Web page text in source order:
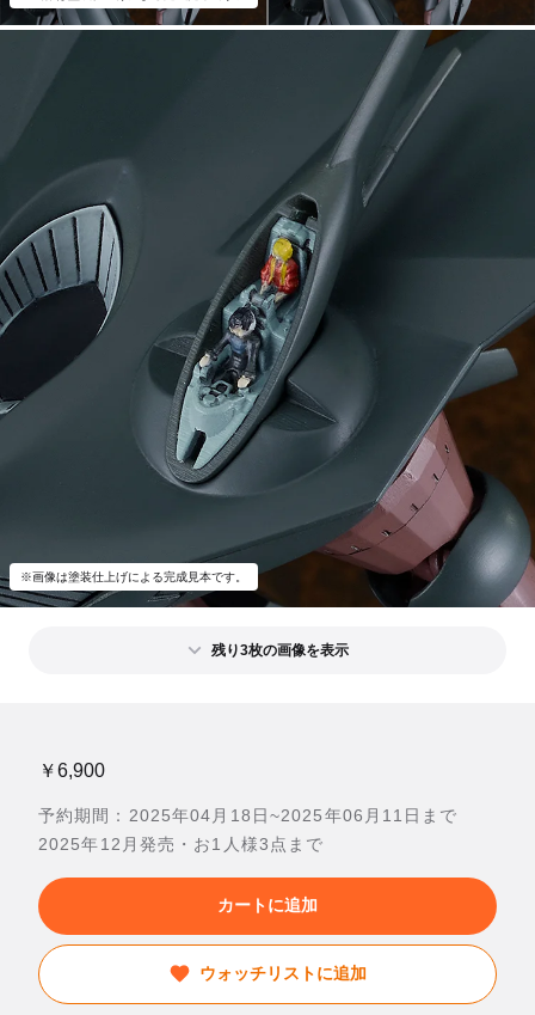
※画像は塗装仕上げによる完成見本です。
残り3枚の画像を表示
￥6,900
予約期間：2025年04月18日~2025年06月11日まで
2025年12月発売・お1人様3点まで
カートに追加
ウォッチリストに追加